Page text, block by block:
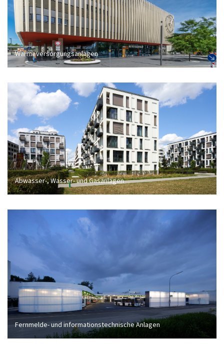
Wärmeversorgungsanlagen
Abwasser-, Wasser- und Gasanlagen
Fernmelde- und informationstechnische Anlagen